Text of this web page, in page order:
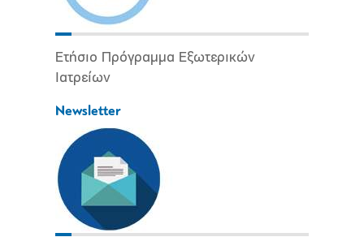
Ετήσιο Πρόγραμμα Εξωτερικών
Ιατρείων
Newsletter